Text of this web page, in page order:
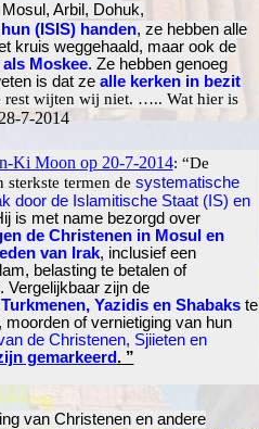
Arbil, Dohuk,
(ISIS) handen, ze hebben alle
kruis weggehaald, maar ook de
Moskee. Ze hebben genoeg
is dat ze alle kerken in bezit
rest wijten wij niet. ….. Wat hier is
7-2014
Ki Moon op 20-7-2014: “De
sterkste termen de systematische
door de Islamitische Staat (IS) en
is met name bezorgd over
de Christenen in Mosul en
van Irak, inclusief een
belasting te betalen of
Vergelijkbaar zijn de
Yazidis en Shabakste
of vernietiging van hun
de Christenen, Sjiieten en
gemarkeerd . ”
van Christenen en andere